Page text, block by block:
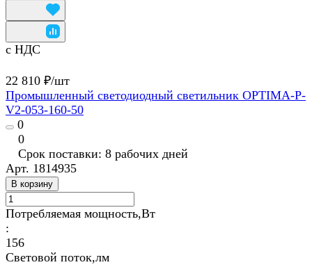
с НДС
22 810 ₽/шт
Промышленный светодиодный светильник OPTIMA-P-
V2-053-160-50
0
0
Срок поставки: 8 рабочих дней
Арт. 1814935
В корзину
Потребляемая мощность,Вт
:
156
Световой поток,лм